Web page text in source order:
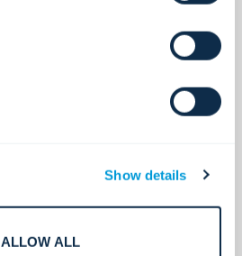
Show details
ALLOW ALL